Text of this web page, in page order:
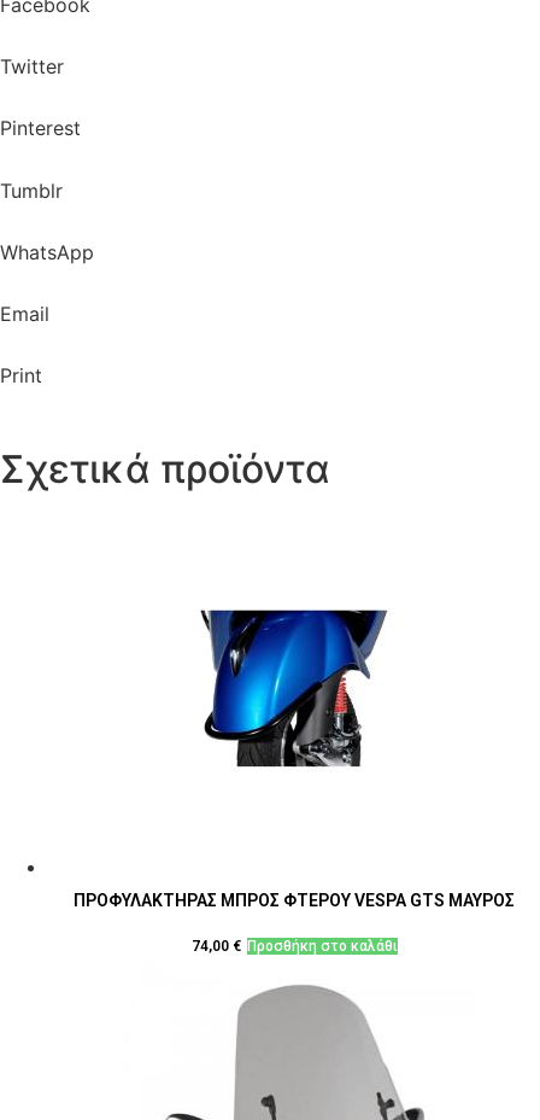
Facebook
Twitter
Pinterest
Tumblr
WhatsApp
Email
Print
Σχετικά προϊόντα
ΠΡΟΦΥΛΑΚΤΗΡΑΣ ΜΠΡΟΣ ΦΤΕΡΟΥ VESPA GTS ΜΑΥΡΟΣ
74,00 € Προσθήκη στο καλάθι